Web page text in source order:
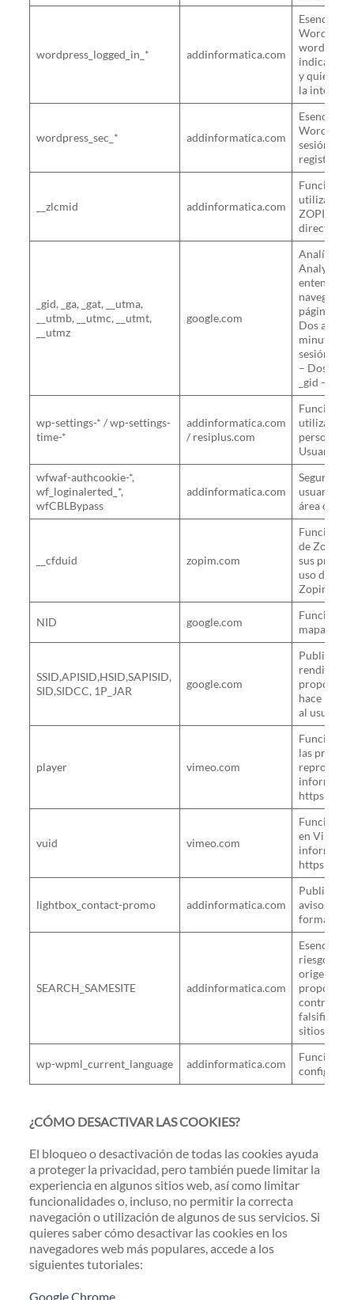
wordpress_logged_in_* addinformatica.com
Esencial.
indica
y quién
la interfaz
wordpress_sec_* addinformatica.com
Esencial.
sesión
registrado.
__zlcmid addinformatica.com
Funcional.
utilizadas
ZOPIM
directo
_gid, _ga, _gat, __utma,
__utmb, __utmc, __utmt,
__utmz
google.com
Analíticas.
Analytics
entender
navegan
página
Dos años /
minutos /
sesión /
– Dos
_gid – Al
wp-settings-* / wp-settings-
time-*
addinformatica.com
/ resiplus.com
Funcional.
utilizadas
Usuario
wfwaf-authcookie-*,
wf_loginalerted_*,
wfCBLBypass
addinformatica.com
Seguridad.
usuarios
área de
__cfduid zopim.com
Funcional.
de Zopin
sus
uso del
Zopim
NID google.com
Funcional.
mapas
SSID,APISID,HSID,SAPISID,
SID,SIDCC, 1P_JAR
google.com
hace la
al usuario.
player vimeo.com
Funcional.
las
https://
vuid vimeo.com
Funcional.
en Vimeo
https://
lightbox_contact-promo addinformatica.com
avisos/
forma de
SEARCH_SAMESITE addinformatica.com
Esencial.
riesgo de
origen
contra los
sitios.
wp-wpml_current_language addinformatica.com
Funcional.
¿CÓMO DESACTIVAR LAS COOKIES?
El bloqueo o desactivación de todas las cookies ayuda
a proteger la privacidad, pero también puede limitar la
experiencia en algunos sitios web, así como limitar
funcionalidades o, incluso, no permitir la correcta
navegación o utilización de algunos de sus servicios. Si
quieres saber cómo desactivar las cookies en los
navegadores web más populares, accede a los
siguientes tutoriales:
Google Chrome